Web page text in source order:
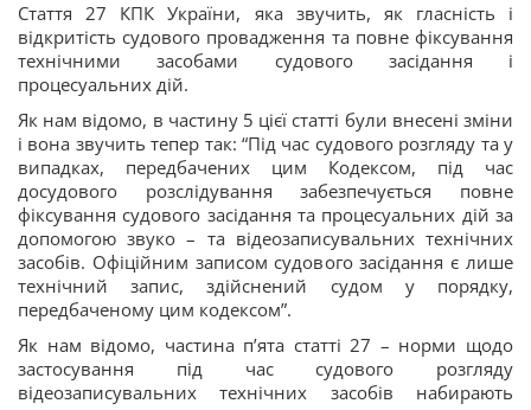
Стаття 27 КПК України, яка звучить, як гласність і
відкритість судового провадження та повне фіксування
технічними засобами судового засідання і
процесуальних дій.
Як нам відомо, в частину 5 цієї статті були внесені зміни
і вона звучить тепер так: “Під час судового розгляду та у
випадках, передбачених цим Кодексом, під час
досудового розслідування забезпечується повне
фіксування судового засідання та процесуальних дій за
допомогою звуко – та відеозаписувальних технічних
засобів. Офіційним записом судового засідання є лише
технічний запис, здійснений судом у порядку,
передбаченому цим кодексом”.
Як нам відомо, частина п’ята статті 27 – норми щодо
застосування під час судового розгляду
відеозаписувальних технічних засобів набирають